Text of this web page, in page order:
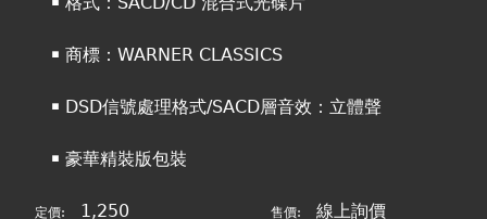
￭ 商標：WARNER CLASSICS
￭ DSD信號處理格式/SACD層音效：立體聲
￭ 豪華精裝版包裝
定價: 1,250 售價: 線上詢價